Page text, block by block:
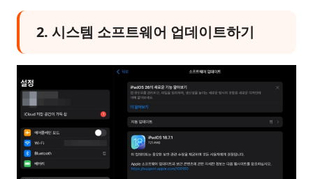
2. 시스템 소프트웨어 업데이트하기